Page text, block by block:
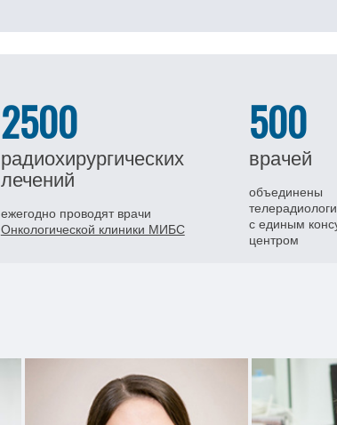
2500
радиохирургических
лечений
ежегодно проводят врачи
Онкологической клиники МИБС
500
врачей
объединены
с единым
центром